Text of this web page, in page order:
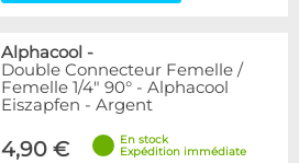
Alphacool -
Double Connecteur Femelle /
Femelle 1/4" 90° - Alphacool
Eiszapfen - Argent
4,90 €
En stock
Expédition immédiate